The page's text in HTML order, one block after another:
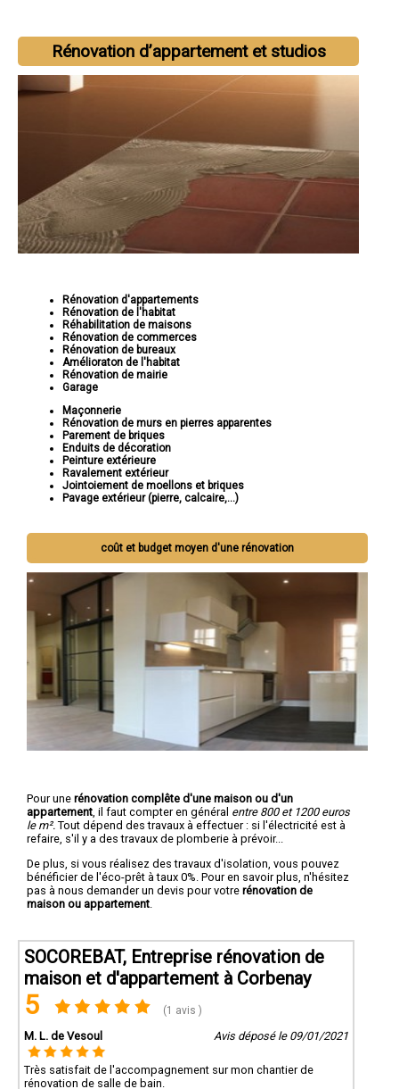
Rénovation d’appartement et studios
Rénovation d'appartements
Rénovation de l'habitat
Réhabilitation de maisons
Rénovation de commerces
Rénovation de bureaux
Amélioraton de l'habitat
Rénovation de mairie
Garage
Maçonnerie
Rénovation de murs en pierres apparentes
Parement de briques
Enduits de décoration
Peinture extérieure
Ravalement extérieur
Jointoiement de moellons et briques
Pavage extérieur (pierre, calcaire,...)
coût et budget moyen d'une rénovation
Pour une rénovation complête d'une maison ou d'un
appartement , il faut compter en général entre 800 et 1200 euros
le m². Tout dépend des travaux à effectuer : si l'électricité est à
refaire, s'il y a des travaux de plomberie à prévoir...
De plus, si vous réalisez des travaux d'isolation, vous pouvez
bénéficier de l'éco-prêt à taux 0%. Pour en savoir plus, n'hésitez
pas à nous demander un devis pour votre rénovation de
maison ou appartement
SOCOREBAT, Entreprise rénovation de
maison et d'appartement à Corbenay
5 (1 avis )
M. L. de Vesoul Avis déposé le 09/01/2021
Très satisfait de l'accompagnement sur mon chantier de
rénovation de salle de bain.